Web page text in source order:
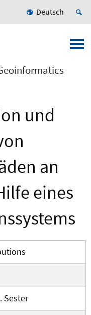
Deutsch
und
an
eines
Sester